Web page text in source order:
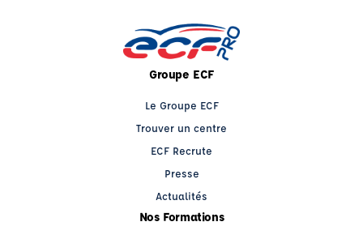
Groupe ECF
Le Groupe ECF
Trouver un centre
ECF Recrute
Presse
Actualités
Nos Formations